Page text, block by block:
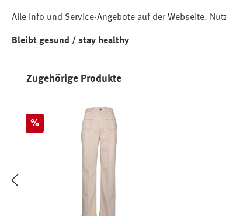
Alle Info und Service-Angebote auf der Webseite.
Bleibt gesund / stay healthy
Produktgalerie überspringen
Zugehörige Produkte
Rabatt
%